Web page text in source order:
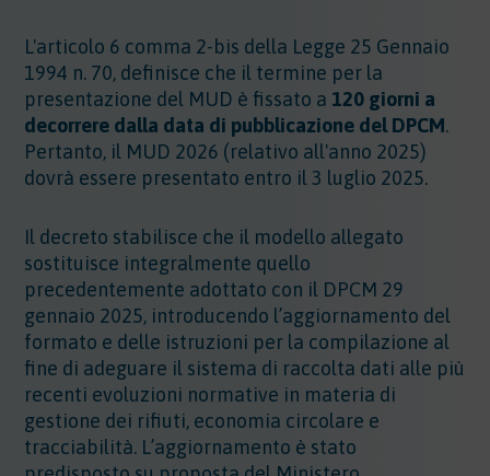
L'articolo 6 comma 2-bis della Legge 25 Gennaio
1994 n. 70, definisce che il termine per la
presentazione del MUD è fissato a 120 giorni a
decorrere dalla data di pubblicazione del DPCM.
Pertanto, il MUD 2026 (relativo all'anno 2025)
dovrà essere presentato entro il 3 luglio 2025.
Il decreto stabilisce che il modello allegato
sostituisce integralmente quello
precedentemente adottato con il DPCM 29
gennaio 2025, introducendo l’aggiornamento del
formato e delle istruzioni per la compilazione al
fine di adeguare il sistema di raccolta dati alle più
recenti evoluzioni normative in materia di
gestione dei rifiuti, economia circolare e
tracciabilità. L’aggiornamento è stato